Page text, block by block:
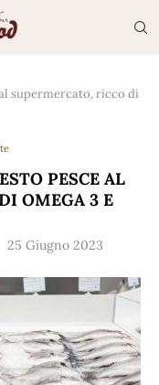
supermercato, ricco di
PESCE AL
OMEGA 3 E
25 Giugno 2023